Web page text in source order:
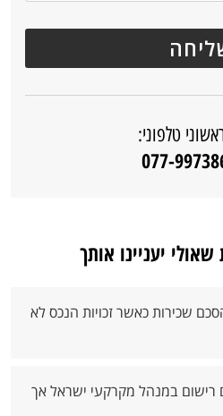
טלפוני:
יעניינו אותך
שכירות כאשר זכויות הנכס לא
רישום במנהל מקרקעי ישראל אך